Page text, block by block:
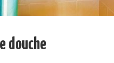
douche